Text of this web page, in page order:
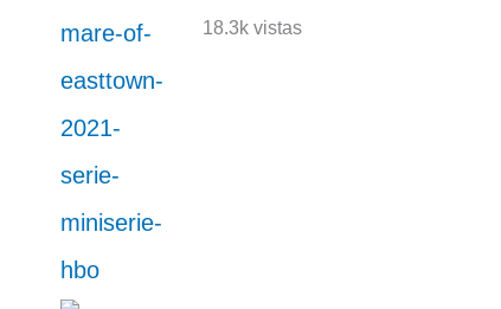
18.3k vistas